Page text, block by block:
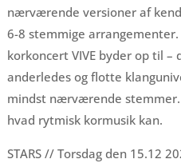
nærværende versioner af
6-8 stemmige
korkoncert VIVE byder op til
anderledes og flotte
mindst nærværende stemmer.
hvad rytmisk kormusik kan.
STARS // Torsdag den 15.12